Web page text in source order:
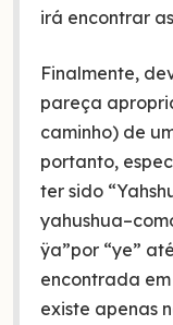
irá encontrar
Finalmente,
pareça
caminho) de
portanto,
ter sido
ÿa”por “ye”
encontrada em
existe apenas